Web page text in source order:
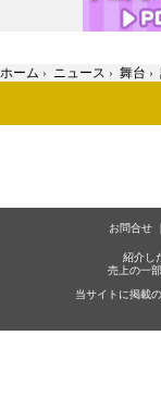
ホーム › ニュース › 舞台 ›
お問合せ
紹介し
売上の一
当サイトに掲載